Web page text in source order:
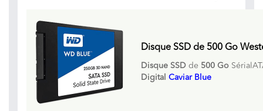
Disque SSD de 500 Go
Disque SSD de 500 Go
Digital Caviar Blue